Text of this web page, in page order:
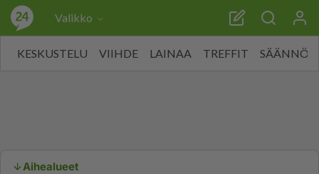
Valikko
KESKUSTELU VIIHDE LAINAA TREFFIT SÄÄNNÖT
Aihealueet